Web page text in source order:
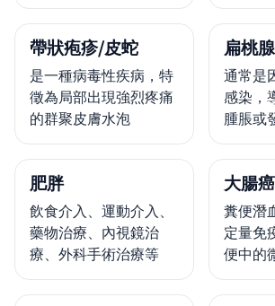
帶狀疱疹/皮蛇
是一種病毒性疾病，特
徵為局部出現強烈疼痛
的群聚皮膚水泡
扁桃
通常是
感染，
腫脹或
肥胖
飲食介入、運動介入、
藥物治療、內視鏡治
療、外科手術治療等
大腸
糞便潛
定量免
便中的